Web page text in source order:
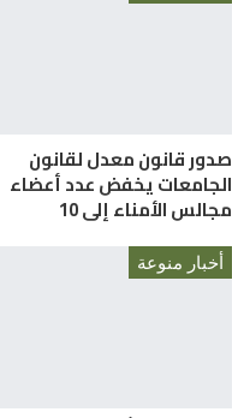
صدور قانون معدل لقانون
الجامعات يخفض عدد أعضاء
مجالس الأمناء إلى 10
أخبار منوعة